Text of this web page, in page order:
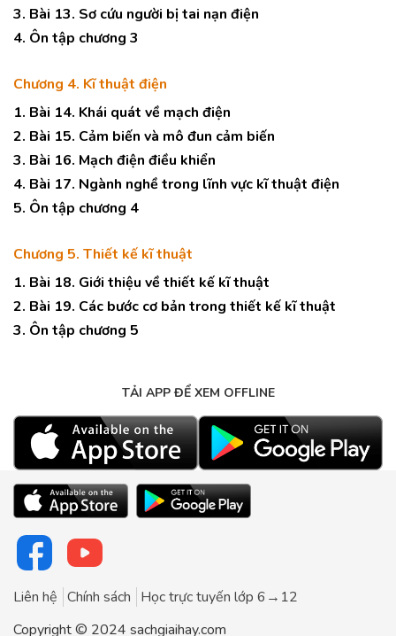
3. Bài 13. Sơ cứu người bị tai nạn điện
4. Ôn tập chương 3
Chương 4. Kĩ thuật điện
1. Bài 14. Khái quát về mạch điện
2. Bài 15. Cảm biến và mô đun cảm biến
3. Bài 16. Mạch điện điều khiển
4. Bài 17. Ngành nghề trong lĩnh vực kĩ thuật điện
5. Ôn tập chương 4
Chương 5. Thiết kế kĩ thuật
1. Bài 18. Giới thiệu về thiết kế kĩ thuật
2. Bài 19. Các bước cơ bản trong thiết kế kĩ thuật
3. Ôn tập chương 5
TẢI APP ĐỂ XEM OFFLINE
Liên hệ Chính sách Học trực tuyến lớp 6→12
Copyright © 2024 sachgiaihay.com